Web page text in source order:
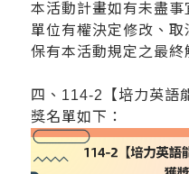
本活動計畫如有未盡
單位有權決定修改、
保有本活動規定之最終
四、114-2 【培力英語
獎名單如下：